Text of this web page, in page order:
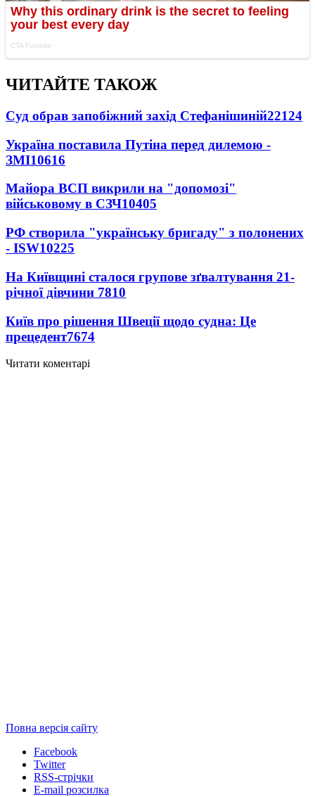
ЧИТАЙТЕ ТАКОЖ
Суд обрав запобіжний захід Стефанішиній22124
Україна поставила Путіна перед дилемою -
ЗМІ10616
Майора ВСП викрили на "допомозі"
військовому в СЗЧ10405
РФ створила "українську бригаду" з полонених
- ISW10225
На Київщині сталося групове зґвалтування 21-
річної дівчини 7810
Київ про рішення Швеції щодо судна: Це
прецедент7674
Читати коментарі
Повна версія сайту
Facebook
Twitter
RSS-стрічки
E-mail розсилка